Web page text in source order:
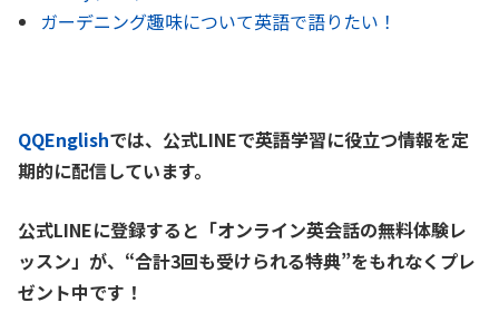
ガーデニング趣味について英語で語りたい！
QQEnglishでは、公式LINEで英語学習に役立つ情報を定
期的に配信しています。
公式LINEに登録すると「オンライン英会話の無料体験レ
ッスン」が、 “合計3回も受けられる特典”をもれなくプレ
ゼント中です！